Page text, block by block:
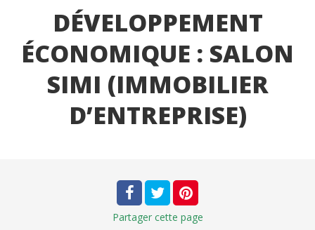
DÉVELOPPEMENT
ÉCONOMIQUE : SALON
SIMI (IMMOBILIER
D’ENTREPRISE)
Partager cette page